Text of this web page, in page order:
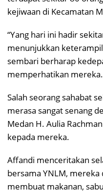
kejiwaan di Kecamatan
“Yang hari ini hadir
menunjukkan
sembari berharap
memperhatikan mereka.
Salah seorang sahabat
merasa sangat senang
Medan H. Aulia
kepada mereka.
Affandi menceritakan
bersama YNLM,
membuat makanan,